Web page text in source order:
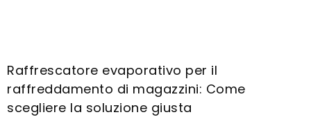
Raffrescatore evaporativo per il
raffreddamento di magazzini: Come
scegliere la soluzione giusta